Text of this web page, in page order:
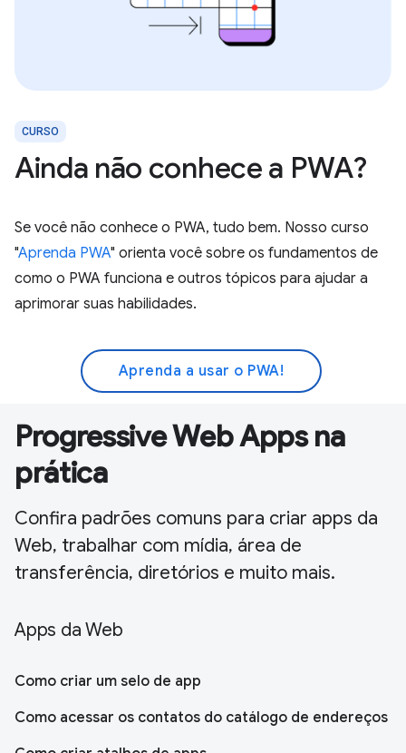
CURSO
Ainda não conhece a PWA?
Se você não conhece o PWA, tudo bem. Nosso curso
"Aprenda PWA" orienta você sobre os fundamentos de
como o PWA funciona e outros tópicos para ajudar a
aprimorar suas habilidades.
Aprenda a usar o PWA!
Progressive Web Apps na
prática
Confira padrões comuns para criar apps da
Web, trabalhar com mídia, área de
transferência, diretórios e muito mais.
Apps da Web
Como criar um selo de app
Como acessar os contatos do catálogo de endereços